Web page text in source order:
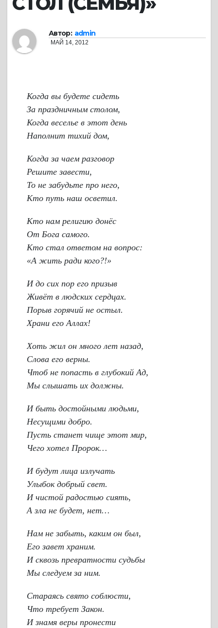
Автор: admin
МАЙ 14, 2012
Когда вы будете сидеть
За праздничным столом,
Когда веселье в этот день
Наполнит тихий дом,
Когда за чаем разговор
Решите завести,
То не забудьте про него,
Кто путь наш осветил.
Кто нам религию донёс
От Бога самого.
Кто стал ответом на вопрос:
«А жить ради кого?!»
И до сих пор его призыв
Живёт в людских сердцах.
Порыв горячий не остыл.
Храни его Аллах!
Хоть жил он много лет назад,
Слова его верны.
Чтоб не попасть в глубокий Ад,
Мы слышать их должны.
И быть достойными людьми,
Несущими добро.
Пусть станет чище этот мир,
Чего хотел Пророк…
И будут лица излучать
Улыбок добрый свет.
И чистой радостью сиять,
А зла не будет, нет…
Нам не забыть, каким он был,
Его завет храним.
И сквозь превратности судьбы
Мы следуем за ним.
Стараясь свято соблюсти,
Что требует Закон.
И знамя веры пронести